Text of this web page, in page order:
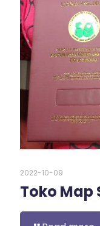
2022-10-09
Toko